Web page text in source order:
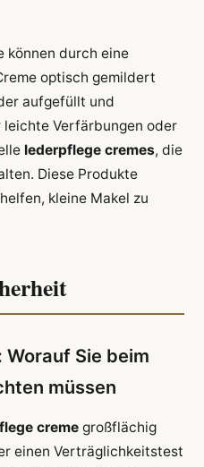
können durch eine
optisch gemildert
aufgefüllt und
Verfärbungen oder
lederpflege cremes, die
Diese Produkte
kleine Makel zu
Sie beim
müssen
cremegroßflächig
einen Verträglichkeitstest